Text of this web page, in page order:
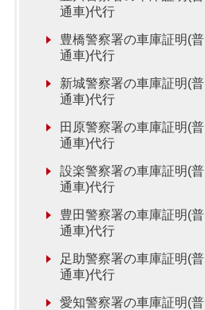
通車)代行
豊橋警察署の車庫証明(普
通車)代行
新城警察署の車庫証明(普
通車)代行
田原警察署の車庫証明(普
通車)代行
設楽警察署の車庫証明(普
通車)代行
豊田警察署の車庫証明(普
通車)代行
足助警察署の車庫証明(普
通車)代行
愛知警察署の車庫証明(普